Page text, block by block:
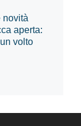
novità
aperta:
volto